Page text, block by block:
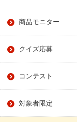
商品モニター
クイズ応募
コンテスト
対象者限定